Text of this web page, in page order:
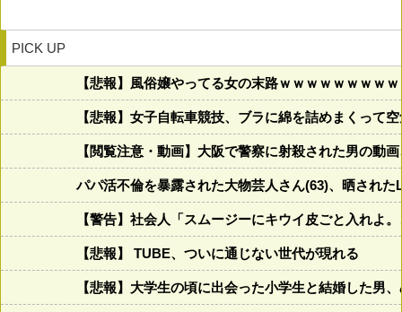
PICK UP
【悲報】風俗嬢やってる女の末路ｗｗｗｗｗｗｗｗ
【悲報】女子自転車競技、ブラに綿を詰めまくって
【閲覧注意・動画】大阪で警察に射殺された男の
パパ活不倫を暴露された大物芸人さん(63)、晒され
【警告】社会人「スムージーにキウイ皮ごと入れ
【悲報】 TUBE、ついに通じない世代が現れる
【悲報】大学生の頃に出会った小学生と結婚した